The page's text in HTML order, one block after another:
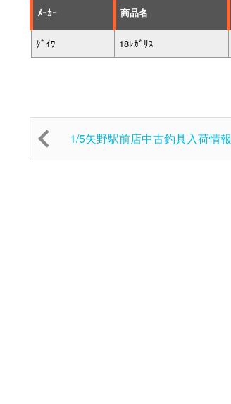
ﾒｰｶｰ 商品名
ﾀﾞｲﾜ 18ﾚｶﾞﾘｽ
1/5矢野駅前店中古釣具入荷情報